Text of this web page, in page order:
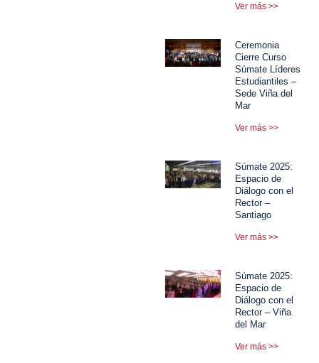
Ver más >>
Ceremonia
Cierre Curso
Súmate Líderes
Estudiantiles –
Sede Viña del
Mar
Ver más >>
Súmate 2025:
Espacio de
Diálogo con el
Rector –
Santiago
Ver más >>
Súmate 2025:
Espacio de
Diálogo con el
Rector – Viña
del Mar
Ver más >>